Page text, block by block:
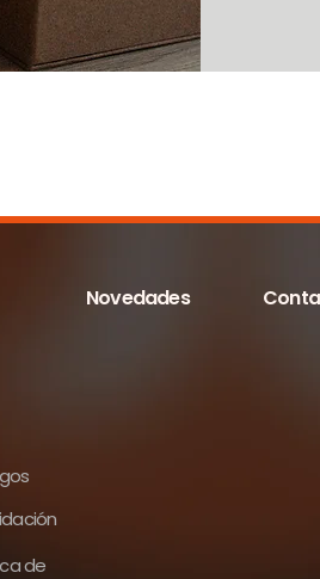
de
Novedades